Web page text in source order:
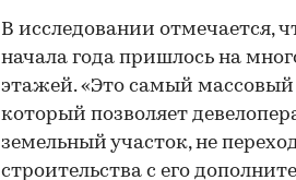
В исследовании отмечается,
начала года пришлось на
этажей. «Это самый
который позволяет
земельный участок, не
строительства с его